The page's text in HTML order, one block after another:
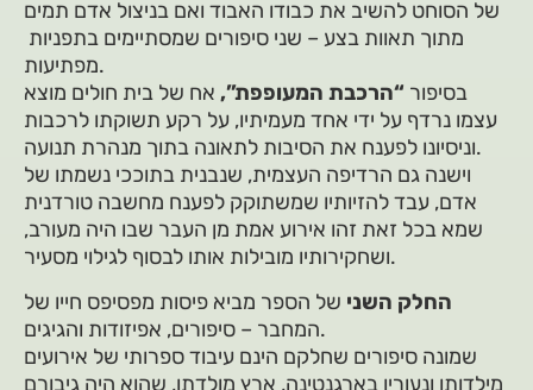
של הסוחט להשיב את כבודו האבוד ואם בניצול אדם תמים
מתוך תאוות בצע – שני סיפורים שמסתיימים בתפניות
מפתיעות.
בסיפור “הרכבת המעופפת”, אח של בית חולים מוצא
עצמו נרדף על ידי אחד מעמיתיו, על רקע תשוקתו לרכבות
וניסיונו לפענח את הסיבות לתאונה בתוך מנהרת תנועה.
וישנה גם הרדיפה העצמית, שנבנית בתוככי נשמתו של
אדם, עבד להזיותיו שמשתוקק לפענח מחשבה טורדנית
שמא בכל זאת זהו אירוע אמת מן העבר שבו היה מעורב,
ושחקירותיו מובילות אותו לבסוף לגילוי מסעיר.
החלק השני של הספר מביא פיסות מפסיפס חייו של
המחבר – סיפורים, אפיזודות והגיגים.
שמונה סיפורים שחלקם הינם עיבוד ספרותי של אירועים
מילדותו ונעוריו בארגנטינה, ארץ מולדתו, שהוא היה גיבורם